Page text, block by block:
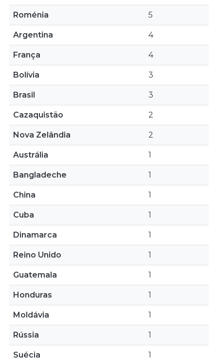
Roménia 5
Argentina 4
França 4
Bolívia 3
Brasil 3
Cazaquistão 2
Nova Zelândia 2
Austrália 1
Bangladeche 1
China 1
Cuba 1
Dinamarca 1
Reino Unido 1
Guatemala 1
Honduras 1
Moldávia 1
Rússia 1
Suécia 1